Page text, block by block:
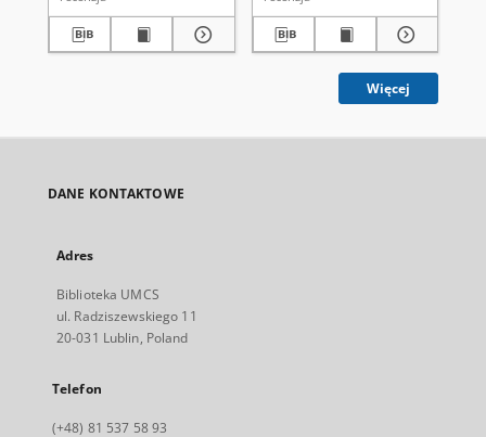
Więcej
DANE KONTAKTOWE
Adres
Biblioteka UMCS
ul. Radziszewskiego 11
20-031 Lublin, Poland
Telefon
(+48) 81 537 58 93